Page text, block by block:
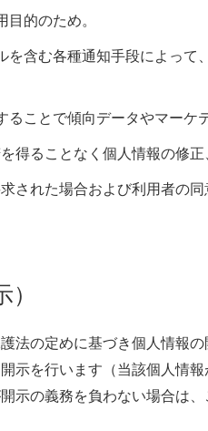
目的のため。
を含む各種通知手段によっ
ことで傾向データやマーケ
得ることなく個人情報の修正
された場合および利用者の
法の定めに基づき個人情報
示を行います（当該個人情
示の義務を負わない場合は、